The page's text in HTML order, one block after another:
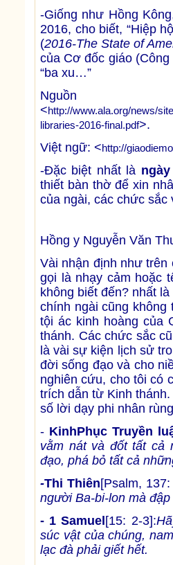
-Giống như Hồng
2016, cho biết, “Hiệp
(2016-The State of
của Cơ đốc giáo
“ba xu…”
<http://www.ala.org/news/
libraries-2016-final.pdf>.
Việt ngữ: <http://
-Đặc biệt nhất là
thiết bàn thờ để xin
của ngài, các chức sắc
Hồng y Nguyễn Văn
Vài nhận định như
gọi là nhạy cảm hoặc
không biết đến? nhất
chính ngài cũng
tội ác kinh hoàng của
thánh. Các chức sắc
là vài sự kiện lịch sử
đời sống đạo và cho
nghiên cứu, cho tôi có
trích dẫn từ Kinh
số lời dạy phi nhân
- KinhPhục Truyền
vằm nát và đốt tất cả
đạo, phá bỏ tất cả
-Thi Thiên[Psalm,
người Ba-bi-lon mà
- 1 Samuel [15: 2-3]:
súc vật của chúng,
lạc đà phải giết hết.